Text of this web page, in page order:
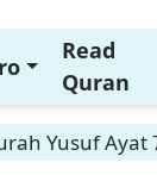
Read
Quran
Yusuf Ayat